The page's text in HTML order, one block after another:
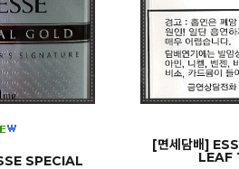
SPECIAL
[면세담배]
LEAF